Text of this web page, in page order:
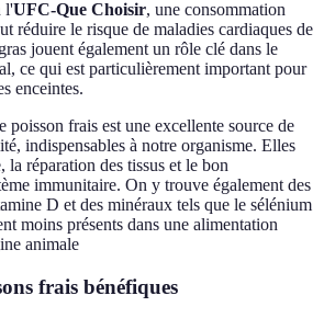
l'UFC-Que Choisir, une consommation
réduire le risque de maladies cardiaques de
jouent également un rôle clé dans le
ce qui est particulièrement important pour
enceintes.
poisson frais est une excellente source de
indispensables à notre organisme. Elles
la réparation des tissus et le bon
immunitaire. On y trouve également des
D et des minéraux tels que le sélénium
moins présents dans une alimentation
animale
frais bénéfiques